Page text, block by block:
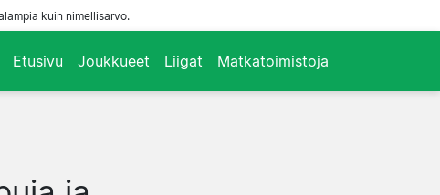
kuin nimellisarvo.
Etusivu Joukkueet Liigat Matkatoimistoja